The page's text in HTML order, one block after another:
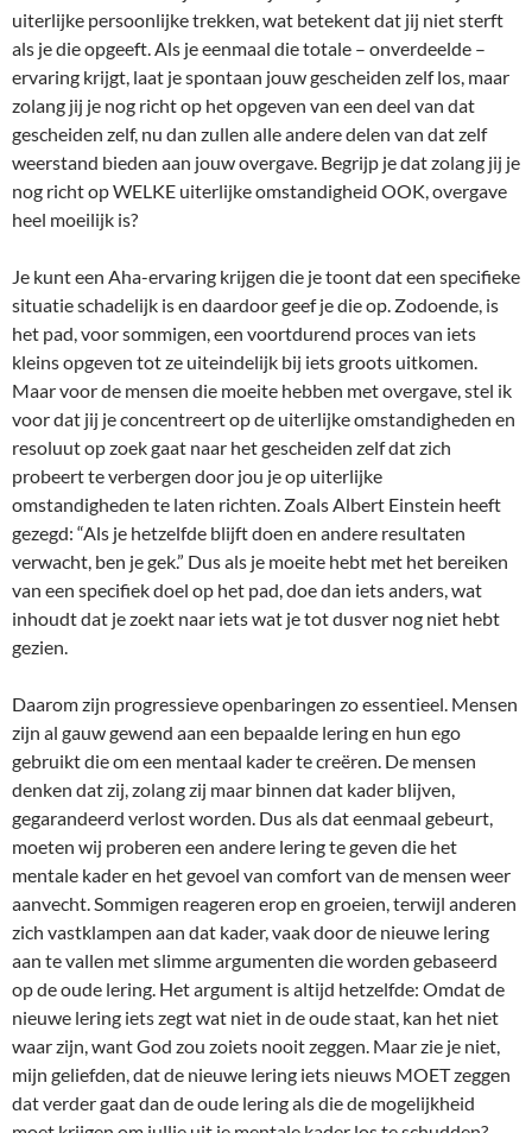
uiterlijke persoonlijke trekken, wat betekent dat jij niet sterft
als je die opgeeft. Als je eenmaal die totale – onverdeelde –
ervaring krijgt, laat je spontaan jouw gescheiden zelf los, maar
zolang jij je nog richt op het opgeven van een deel van dat
gescheiden zelf, nu dan zullen alle andere delen van dat zelf
weerstand bieden aan jouw overgave. Begrijp je dat zolang jij je
nog richt op WELKE uiterlijke omstandigheid OOK, overgave
heel moeilijk is?
Je kunt een Aha-ervaring krijgen die je toont dat een specifieke
situatie schadelijk is en daardoor geef je die op. Zodoende, is
het pad, voor sommigen, een voortdurend proces van iets
kleins opgeven tot ze uiteindelijk bij iets groots uitkomen.
Maar voor de mensen die moeite hebben met overgave, stel ik
voor dat jij je concentreert op de uiterlijke omstandigheden en
resoluut op zoek gaat naar het gescheiden zelf dat zich
probeert te verbergen door jou je op uiterlijke
omstandigheden te laten richten. Zoals Albert Einstein heeft
gezegd: “Als je hetzelfde blijft doen en andere resultaten
verwacht, ben je gek.” Dus als je moeite hebt met het bereiken
van een specifiek doel op het pad, doe dan iets anders, wat
inhoudt dat je zoekt naar iets wat je tot dusver nog niet hebt
gezien.
Daarom zijn progressieve openbaringen zo essentieel. Mensen
zijn al gauw gewend aan een bepaalde lering en hun ego
gebruikt die om een mentaal kader te creëren. De mensen
denken dat zij, zolang zij maar binnen dat kader blijven,
gegarandeerd verlost worden. Dus als dat eenmaal gebeurt,
moeten wij proberen een andere lering te geven die het
mentale kader en het gevoel van comfort van de mensen weer
aanvecht. Sommigen reageren erop en groeien, terwijl anderen
zich vastklampen aan dat kader, vaak door de nieuwe lering
aan te vallen met slimme argumenten die worden gebaseerd
op de oude lering. Het argument is altijd hetzelfde: Omdat de
nieuwe lering iets zegt wat niet in de oude staat, kan het niet
waar zijn, want God zou zoiets nooit zeggen. Maar zie je niet,
mijn geliefden, dat de nieuwe lering iets nieuws MOET zeggen
dat verder gaat dan de oude lering als die de mogelijkheid